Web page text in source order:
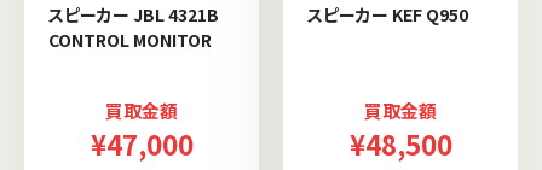
スピーカー JBL 4321B
CONTROL MONITOR
買取金額
¥47,000
スピーカー KEF Q950
買取金額
¥48,500